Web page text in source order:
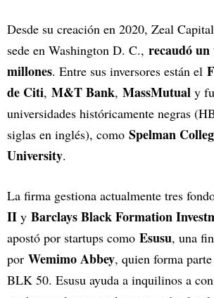
Desde su creación en 2020, Zeal
sede en Washington D. C., recaudó un
millones. Entre sus inversores están el
de Citi, M&T Bank, MassMutual y
universidades históricamente negras
siglas en inglés), como Spelman
University.
La firma gestiona actualmente tres
II y Barclays Black Formation
apostó por startups como Esusu, una
por Wemimo Abbey, quien forma
BLK 50. Esusu ayuda a inquilinos a